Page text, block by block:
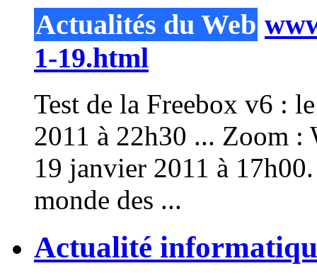
Actualités du Web
1-19.html
Test de la Freebox v6 :
2011 à 22h30 ... Zoom :
19 janvier 2011 à
monde des ...
Actualité